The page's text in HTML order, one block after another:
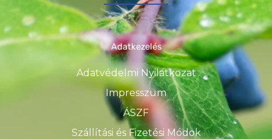
Adatkezelés
Adatvédelmi Nyilatkozat
Impresszum
ÁSZF
Szállítási és Fizetési Módok